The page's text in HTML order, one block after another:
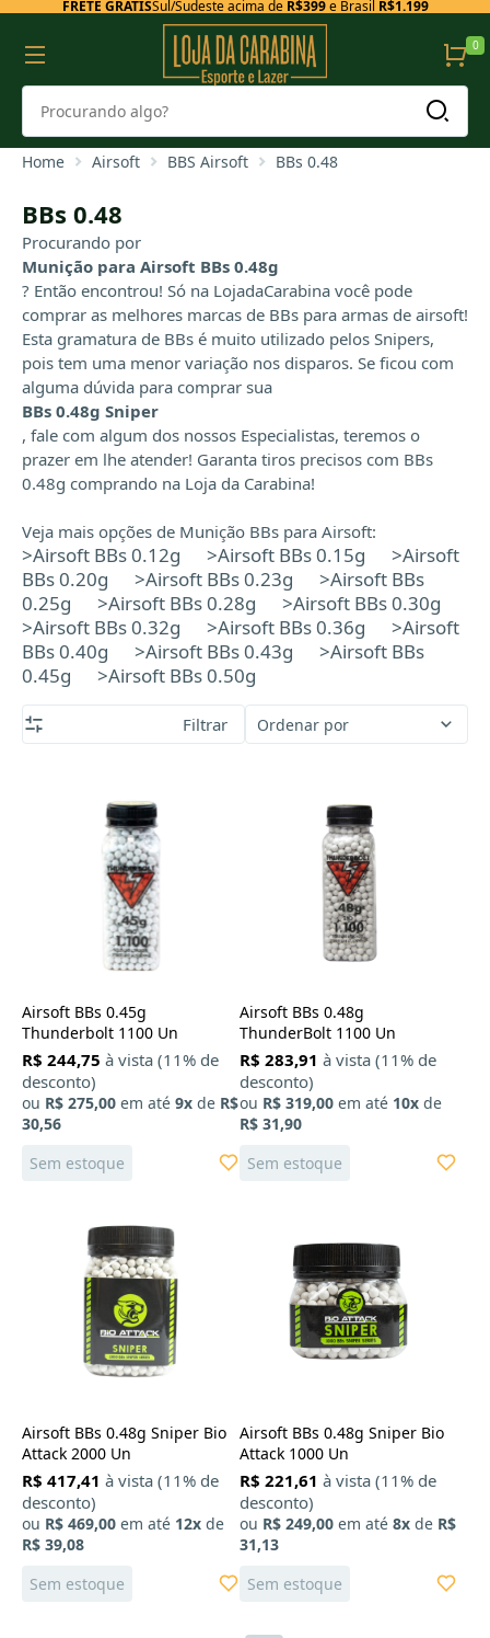
FRETE GRÁTISSul/Sudeste acima de R$399e Brasil R$1.199
0
Home Airsoft BBS Airsoft BBs 0.48
BBs 0.48
Procurando por
Munição para Airsoft BBs 0.48g
? Então encontrou! Só na LojadaCarabina você pode
comprar as melhores marcas de BBs para armas de airsoft!
Esta gramatura de BBs é muito utilizado pelos Snipers,
pois tem uma menor variação nos disparos. Se ficou com
alguma dúvida para comprar sua
BBs 0.48g Sniper
, fale com algum dos nossos Especialistas, teremos o
prazer em lhe atender! Garanta tiros precisos com BBs
0.48g comprando na Loja da Carabina!
Veja mais opções de Munição BBs para Airsoft:
>Airsoft BBs 0.12g >Airsoft BBs 0.15g >Airsoft
BBs 0.20g
>Airsoft BBs 0.23g >Airsoft BBs
0.25g
>Airsoft BBs 0.28g >Airsoft BBs 0.30g
>Airsoft BBs 0.32g >Airsoft BBs 0.36g >Airsoft
BBs 0.40g
>Airsoft BBs 0.43g >Airsoft BBs
0.45g
>Airsoft BBs 0.50g
Filtrar Ordenar por
Airsoft BBs 0.45g
Thunderbolt 1100 Un
R$ 244,75 à vista (11% de
desconto)
ou R$ 275,00 em até 9x de R$
30,56
Sem estoque
Airsoft BBs 0.48g
ThunderBolt 1100 Un
R$ 283,91 à vista (11% de
desconto)
ou R$ 319,00 em até 10x de
R$ 31,90
Sem estoque
Airsoft BBs 0.48g Sniper Bio
Attack 2000 Un
R$ 417,41 à vista (11% de
desconto)
ou R$ 469,00 em até 12x de
R$ 39,08
Sem estoque
Airsoft BBs 0.48g Sniper Bio
Attack 1000 Un
R$ 221,61 à vista (11% de
desconto)
ou R$ 249,00 em até 8x de R$
31,13
Sem estoque